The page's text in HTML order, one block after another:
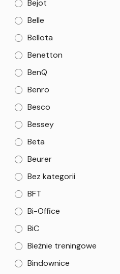
Bejot
Belle
Bellota
Benetton
BenQ
Benro
Besco
Bessey
Beta
Beurer
Bez kategorii
BFT
Bi-Office
BiC
Bieżnie treningowe
Bindownice